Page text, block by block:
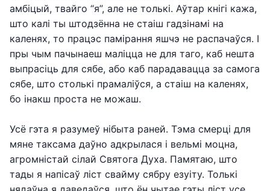
амбіцый, твайго “я”, але не толькі. Аўтар кнігі кажа,
што калі ты штодзённа не стаіш гадзінамі на
каленях, то працэс памірання яшчэ не распачаўся. І
пры чым пачынаеш маліцца не для таго, каб нешта
выпрасіць для сябе, або каб парадавацца за самога
сябе, што столькі прамаліўся, а стаіш на каленях,
бо інакш проста не можаш.
Усё гэта я разумеў нібыта раней. Тэма смерці для
мяне таксама даўно адкрылася і вельмі моцна,
агромністай сілай Святога Духа. Памятаю, што
тады я напісаў ліст свайму сябру езуіту. Толькі